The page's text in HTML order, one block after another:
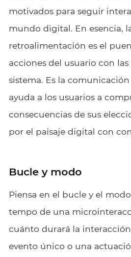
motivados para seguir
mundo digital. En esencia,
retroalimentación es el
acciones del usuario con las
sistema. Es la
ayuda a los usuarios a
consecuencias de sus
por el paisaje digital con
Bucle y modo
Piensa en el bucle y el
tempo de una
cuánto durará la interacción
evento único o una